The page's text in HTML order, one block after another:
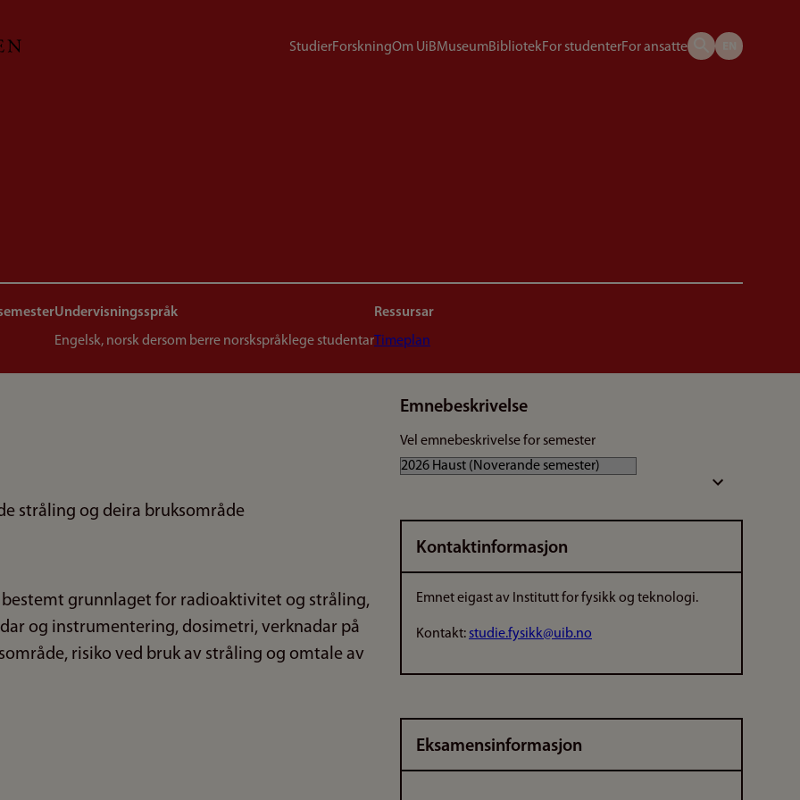
StudierForskningOm UiBMuseumBibliotekFor studenterFor ansatte
Undervisningsspråk
Engelsk, norsk dersom berre norskspråklege studentar
Ressursar
Timeplan
stråling og deira bruksområde
grunnlaget for radioaktivitet og stråling,
og instrumentering, dosimetri, verknadar på
risiko ved bruk av stråling og omtale av
Emnebeskrivelse
Vel emnebeskrivelse for semester
Kontaktinformasjon
Emnet eigast av Institutt for fysikk og teknologi.
Kontakt: studie.fysikk@uib.no
Eksamensinformasjon